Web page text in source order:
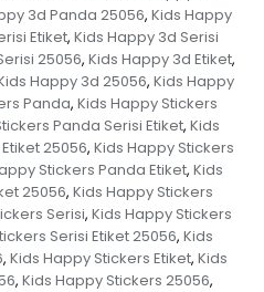
3d Panda 25056, Kids Happy
Etiket, Kids Happy 3d Serisi
25056, Kids Happy 3d Etiket,
Happy 3d 25056, Kids Happy
Panda, Kids Happy Stickers
Panda Serisi Etiket, Kids
25056, Kids Happy Stickers
Stickers Panda Etiket, Kids
25056, Kids Happy Stickers
Serisi, Kids Happy Stickers
Serisi Etiket 25056, Kids
, Kids Happy Stickers Etiket, Kids
, Kids Happy Stickers 25056,